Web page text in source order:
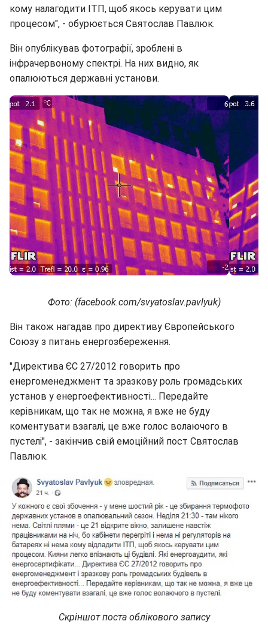
кому налагодити ІТП, щоб якось керувати цим
процесом", - обурюється Святослав Павлюк.
Він опублікував фотографії, зроблені в
інфрачервоному спектрі. На них видно, як
опалюються державні установи.
Фото: (facebook.com/svyatoslav.pavlyuk)
Він також нагадав про директиву Європейського
Союзу з питань енергозбереження.
"Директива ЄС 27/2012 говорить про
енергоменеджмент та зразкову роль громадських
установ у енергоефективності... Передайте
керівникам, що так не можна, я вже не буду
коментувати взагалі, це вже голос волаючого в
пустелі", - закінчив свій емоційний пост Святослав
Павлюк.
Скріншот поста облікового запису